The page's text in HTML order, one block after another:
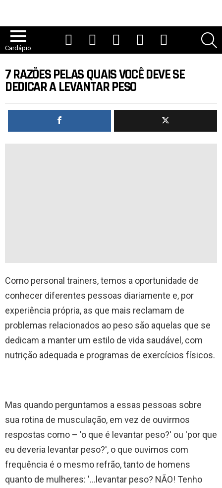
Cardápio
7 RAZÕES PELAS QUAIS VOCÊ DEVE SE
DEDICAR A LEVANTAR PESO
Como personal trainers, temos a oportunidade de
conhecer diferentes pessoas diariamente e, por
experiência própria, as que mais reclamam de
problemas relacionados ao peso são aquelas que se
dedicam a manter um estilo de vida saudável, com
nutrição adequada e programas de exercícios físicos.
Mas quando perguntamos a essas pessoas sobre
sua rotina de musculação, em vez de ouvirmos
respostas como – 'o que é levantar peso?' ou 'por que
eu deveria levantar peso?', o que ouvimos com
frequência é o mesmo refrão, tanto de homens
quanto de mulheres: '...levantar peso? NÃO! Tenho